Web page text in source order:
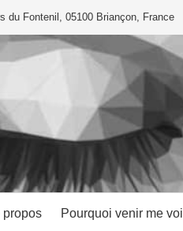
du Fontenil, 05100 Briançon, France
propos Pourquoi venir me